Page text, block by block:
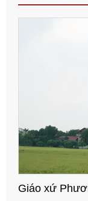
Giáo xứ